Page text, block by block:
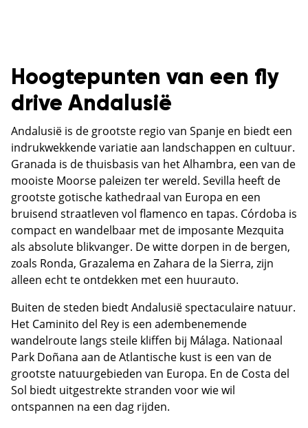
Hoogtepunten van een fly
drive Andalusië
Andalusië is de grootste regio van Spanje en biedt een
indrukwekkende variatie aan landschappen en cultuur.
Granada is de thuisbasis van het Alhambra, een van de
mooiste Moorse paleizen ter wereld. Sevilla heeft de
grootste gotische kathedraal van Europa en een
bruisend straatleven vol flamenco en tapas. Córdoba is
compact en wandelbaar met de imposante Mezquita
als absolute blikvanger. De witte dorpen in de bergen,
zoals Ronda, Grazalema en Zahara de la Sierra, zijn
alleen echt te ontdekken met een huurauto.
Buiten de steden biedt Andalusië spectaculaire natuur.
Het Caminito del Rey is een adembenemende
wandelroute langs steile kliffen bij Málaga. Nationaal
Park Doñana aan de Atlantische kust is een van de
grootste natuurgebieden van Europa. En de Costa del
Sol biedt uitgestrekte stranden voor wie wil
ontspannen na een dag rijden.